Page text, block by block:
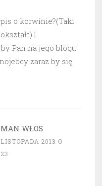
o korwinie?(Taki
Pan na jego blogu
zaraz by się
WŁOS
2013 O